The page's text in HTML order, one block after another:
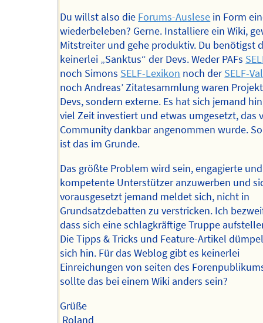
Du willst also die Forums-Auslese in Form
wiederbeleben? Gerne. Installiere ein Wiki,
Mitstreiter und gehe produktiv. Du benötigst
keinerlei „Sanktus“ der Devs. Weder PAFs
noch Simons SELF-Lexikon noch derSELF-
noch Andreas’ Zitatesammlung waren
Devs, sondern externe. Es hat sich jemand
viel Zeit investiert und etwas umgesetzt, das
Community dankbar angenommen wurde.
ist das im Grunde.
Das größte Problem wird sein, engagierte und
kompetente Unterstützer anzuwerben und
vorausgesetzt jemand meldet sich, nicht in
Grundsatzdebatten zu verstricken. Ich
dass sich eine schlagkräftige Truppe
Die Tipps & Tricks und Feature-Artikel
sich hin. Für das Weblog gibt es keinerlei
Einreichungen von seiten des
sollte das bei einem Wiki anders sein?
Grüße
Roland